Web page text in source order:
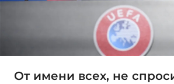
От имени всех, не